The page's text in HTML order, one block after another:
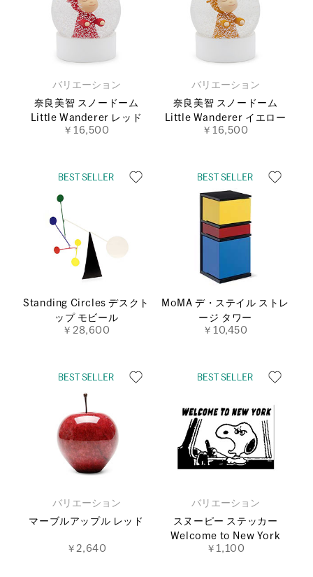
バリエーション
奈良美智 スノードーム
Little Wanderer レッド
￥16,500
バリエーション
奈良美智 スノードーム
Little Wanderer イエロー
￥16,500
Standing Circles デスクト
ップ モビール
￥28,600
MoMA デ・ステイル ストレ
ージ タワー
￥10,450
バリエーション
マーブルアップル レッド
￥2,640
バリエーション
スヌーピー ステッカー
Welcome to New York
￥1,100